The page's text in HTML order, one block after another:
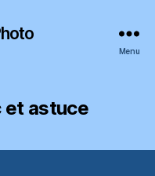
Menu
et astuce